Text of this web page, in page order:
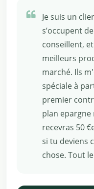
Je suis un
s’occupent
conseillent,
meilleurs
marché. Ils
spéciale à
premier
plan epargne
recevras 50
si tu deviens
chose. Tout